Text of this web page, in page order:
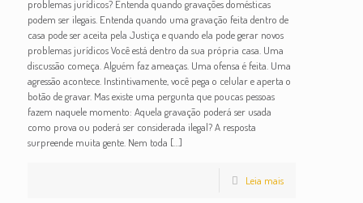
problemas jurídicos? Entenda quando gravações domésticas
podem ser ilegais. Entenda quando uma gravação feita dentro de
casa pode ser aceita pela Justiça e quando ela pode gerar novos
problemas jurídicos Você está dentro da sua própria casa. Uma
discussão começa. Alguém faz ameaças. Uma ofensa é feita. Uma
agressão acontece. Instintivamente, você pega o celular e aperta o
botão de gravar. Mas existe uma pergunta que poucas pessoas
fazem naquele momento: Aquela gravação poderá ser usada
como prova ou poderá ser considerada ilegal? A resposta
surpreende muita gente. Nem toda […]
Leia mais